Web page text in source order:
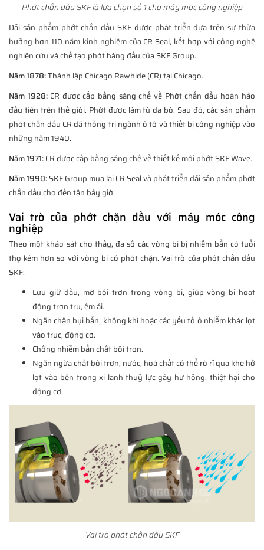
Phớt chắn dầu SKF là lựa chọn số 1 cho máy móc công nghiệp
Dải sản phẩm phớt chắn dầu SKF được phát triển dựa trên sự thừa
hưởng hơn 110 năm kinh nghiệm của CR Seal, kết hợp với công nghệ
nghiên cứu và chế tạo phớt hàng đầu của SKF Group.
Năm 1878:Thành lập Chicago Rawhide (CR) tại Chicago.
Năm 1928:CR được cấp bằng sáng chế về Phớt chắn dầu hoàn hảo
đầu tiên trên thế giới. Phớt được làm từ da bò. Sau đó, các sản phẩm
phớt chắn dầu CR đã thống trị ngành ô tô và thiết bị công nghiệp vào
những năm 1940.
Năm 1971:CR được cấp bằng sáng chế về thiết kế môi phớt SKF Wave.
Năm 1990:SKF Group mua lại CR Seal và phát triển dải sản phẩm phớt
chắn dầu cho đến tận bây giờ.
Vai trò của phớt chặn dầu với máy móc công
nghiệp
Theo một khảo sát cho thấy, đa số các vòng bi bị nhiễm bẩn có tuổi
thọ kém hơn so với vòng bi có phớt chặn. Vai trò của phớt chắn dầu
SKF:
Lưu giữ dầu, mỡ bôi trơn trong vòng bi, giúp vòng bi hoạt
động trơn tru, êm ái.
Ngăn chặn bụi bẩn, không khí hoặc các yếu tố ô nhiễm khác lọt
vào trục, động cơ.
Chống nhiễm bẩn chất bôi trơn.
Ngăn ngừa chất bôi trơn, nước, hoá chất có thể rò rỉ qua khe hở
lọt vào bên trong xi lanh thuỷ lực gây hư hỏng, thiệt hại cho
động cơ.
Vai trò phớt chắn dầu SKF